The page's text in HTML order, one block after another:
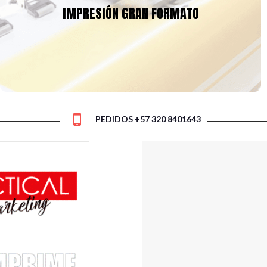
IMPRESIÓN GRAN FORMATO
de la mejor calidad para asegurar la durabilidad y fidelidad del
producto final.
Tú eliges el tipo de acabados que requieras:
ojales, tubos, con estructura o colgantes. Asegura la mayor
visibilidad e impacto para tu marca o evento con las solución
más eficiente y económica!
PEDIDOS +57 320 8401643